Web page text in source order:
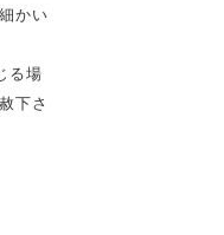
かい
る場
下さ